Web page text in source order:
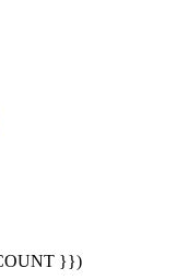
}})